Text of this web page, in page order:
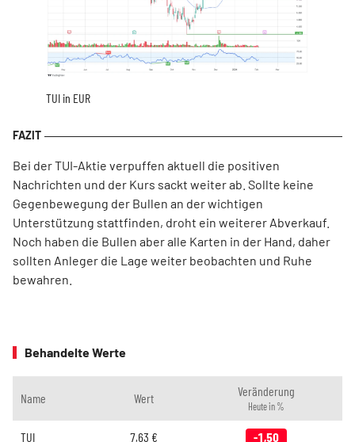
TUI in EUR
Bei der TUI-Aktie verpuffen aktuell die positiven
Nachrichten und der Kurs sackt weiter ab. Sollte keine
Gegenbewegung der Bullen an der wichtigen
Unterstützung stattfinden, droht ein weiterer Abverkauf.
Noch haben die Bullen aber alle Karten in der Hand, daher
sollten Anleger die Lage weiter beobachten und Ruhe
bewahren.
Behandelte Werte
Name Wert Veränderung
Heute in %
TUI 7,63 € -1,50